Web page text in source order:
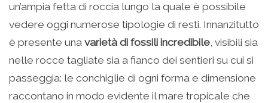
un’ampia fetta di roccia lungo la quale è possibile
vedere oggi numerose tipologie di resti. Innanzitutto
è presente una varietà di fossili incredibile, visibili sia
nelle rocce tagliate sia a fianco dei sentieri su cui si
passeggia: le conchiglie di ogni forma e dimensione
raccontano in modo evidente il mare tropicale che